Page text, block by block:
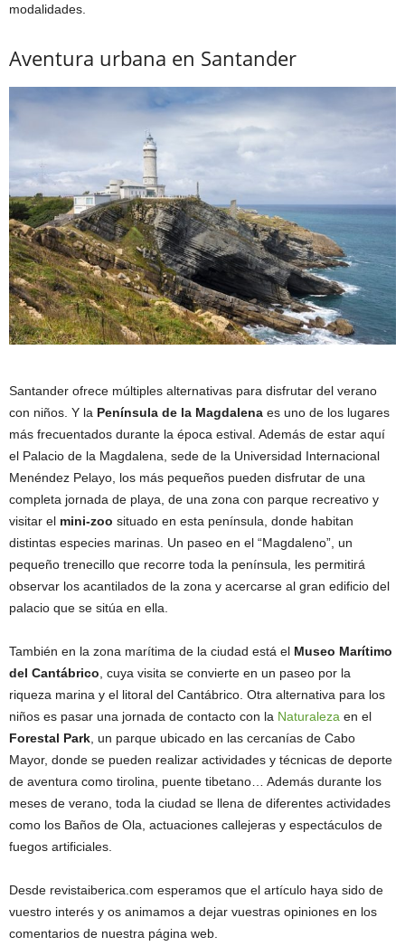
modalidades.
Aventura urbana en Santander
Santander ofrece múltiples alternativas para disfrutar del verano
con niños. Y la Península de la Magdalena es uno de los lugares
más frecuentados durante la época estival. Además de estar aquí
el Palacio de la Magdalena, sede de la Universidad Internacional
Menéndez Pelayo, los más pequeños pueden disfrutar de una
completa jornada de playa, de una zona con parque recreativo y
visitar el mini-zoo situado en esta península, donde habitan
distintas especies marinas. Un paseo en el “Magdaleno”, un
pequeño trenecillo que recorre toda la península, les permitirá
observar los acantilados de la zona y acercarse al gran edificio del
palacio que se sitúa en ella.
También en la zona marítima de la ciudad está el Museo Marítimo
del Cantábrico , cuya visita se convierte en un paseo por la
riqueza marina y el litoral del Cantábrico. Otra alternativa para los
niños es pasar una jornada de contacto con la Naturaleza en el
Forestal Park , un parque ubicado en las cercanías de Cabo
Mayor, donde se pueden realizar actividades y técnicas de deporte
de aventura como tirolina, puente tibetano… Además durante los
meses de verano, toda la ciudad se llena de diferentes actividades
como los Baños de Ola, actuaciones callejeras y espectáculos de
fuegos artificiales.
Desde revistaiberica.com esperamos que el artículo haya sido de
vuestro interés y os animamos a dejar vuestras opiniones en los
comentarios de nuestra página web.